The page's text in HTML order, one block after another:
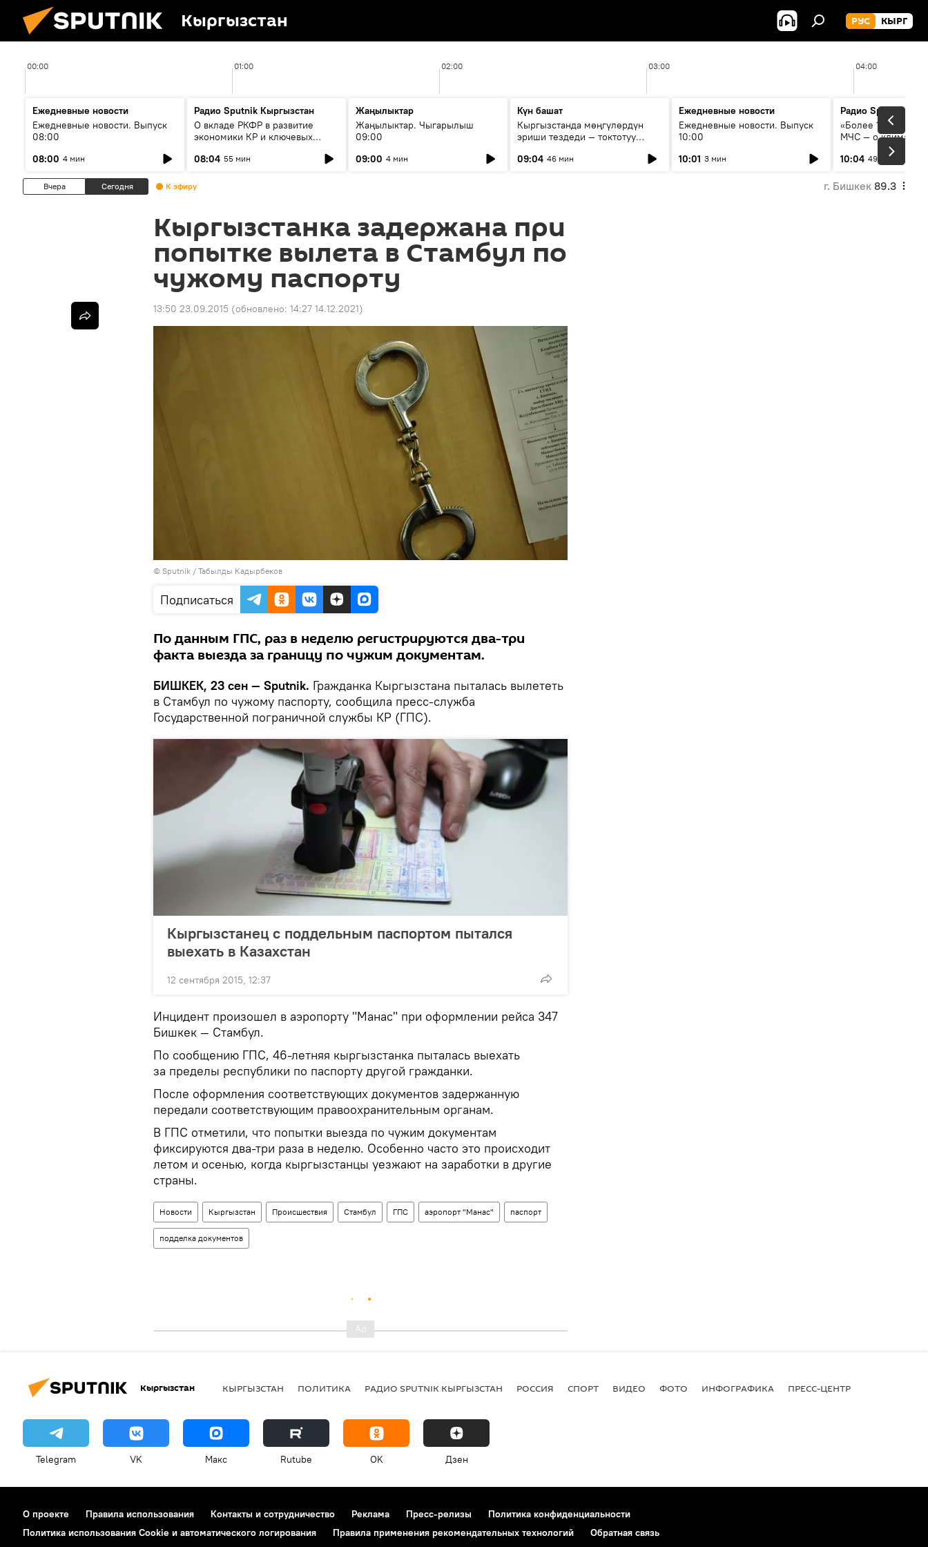
Кыргызстан РУС КЫРГ
00:00 01:00 02:00 03:00 04:00
Ежедневные новости
Ежедневные новости. Выпуск
08:00
08:00 4 мин
Радио Sputnik Кыргызстан
О вкладе РКФР в развитие
экономики КР и ключевых
08:04 55 мин
Жаңылыктар
Жаңылыктар. Чыгарылыш
09:00
09:00 4 мин
Күн башат
Кыргызстанда мөңгүлөрдүн
эриши тездеди — токтотуу
09:04 46 мин
Ежедневные новости
Ежедневные новости. Выпуск
10:00
10:01 3 мин
Радио Sputnik
«Более 1200 сёл в
МЧС — о климате,
системе
населения
10:04 49 мин
Вчера Сегодня К эфиру г. Бишкек 89.3
Кыргызстанка задержана при
попытке вылета в Стамбул по
чужому паспорту
13:50 23.09.2015 (обновлено: 14:27 14.12.2021)
© Sputnik / Табылды Кадырбеков
Подписаться
По данным ГПС, раз в неделю регистрируются два-три
факта выезда за границу по чужим документам.
БИШКЕК, 23 сен — Sputnik. Гражданка Кыргызстана пыталась вылететь
в Стамбул по чужому паспорту, сообщила пресс-служба
Государственной пограничной службы КР (ГПС).
Кыргызстанец с поддельным паспортом пытался
выехать в Казахстан
12 сентября 2015, 12:37
Инцидент произошел в аэропорту "Манас" при оформлении рейса 347
Бишкек — Стамбул.
По сообщению ГПС, 46-летняя кыргызстанка пыталась выехать
за пределы республики по паспорту другой гражданки.
После оформления соответствующих документов задержанную
передали соответствующим правоохранительным органам.
В ГПС отметили, что попытки выезда по чужим документам
фиксируются два-три раза в неделю. Особенно часто это происходит
летом и осенью, когда кыргызстанцы уезжают на заработки в другие
страны.
Новости Кыргызстан Происшествия Стамбул ГПС аэропорт "Манас" паспорт
подделка документов
Кыргызстан КЫРГЫЗСТАН ПОЛИТИКА РАДИО SPUTNIK КЫРГЫЗСТАН РОССИЯ СПОРТ ВИДЕО ФОТО ИНФОГРАФИКА ПРЕСС-ЦЕНТР
Telegram VK Макс Rutube OK Дзен
О проекте Правила использования Контакты и сотрудничество Реклама Пресс-релизы
Политика конфиденциальности
Политика использования Cookie и автоматического логирования
Правила применения рекомендательных технологий Обратная связь